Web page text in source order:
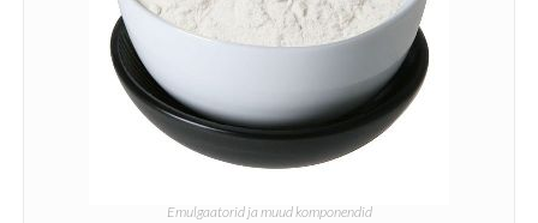
Emulgaatorid ja muud komponendid